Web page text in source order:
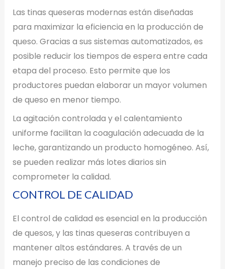
Las tinas queseras modernas están diseñadas
para maximizar la eficiencia en la producción de
queso. Gracias a sus sistemas automatizados, es
posible reducir los tiempos de espera entre cada
etapa del proceso. Esto permite que los
productores puedan elaborar un mayor volumen
de queso en menor tiempo.
La agitación controlada y el calentamiento
uniforme facilitan la coagulación adecuada de la
leche, garantizando un producto homogéneo. Así,
se pueden realizar más lotes diarios sin
comprometer la calidad.
CONTROL DE CALIDAD
El control de calidad es esencial en la producción
de quesos, y las tinas queseras contribuyen a
mantener altos estándares. A través de un
manejo preciso de las condiciones de